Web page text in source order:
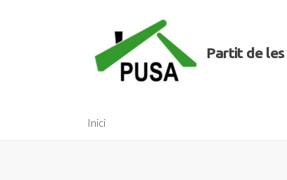
Partit de
Inici